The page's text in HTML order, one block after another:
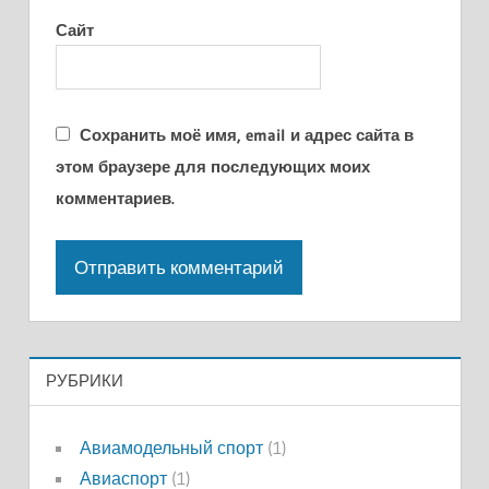
Сайт
Сохранить моё имя, email и адрес сайта в
этом браузере для последующих моих
комментариев.
РУБРИКИ
Авиамодельный спорт(1)
Авиаспорт(1)